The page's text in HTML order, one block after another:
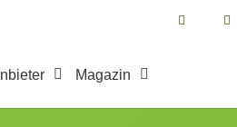
Magazin